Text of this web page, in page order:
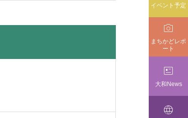
イベント予定

まちかどレポ
ート

大和News
